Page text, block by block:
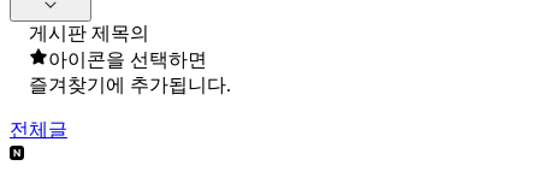
게시판 제목의
아이콘을 선택하면
즐겨찾기에 추가됩니다.
전체글